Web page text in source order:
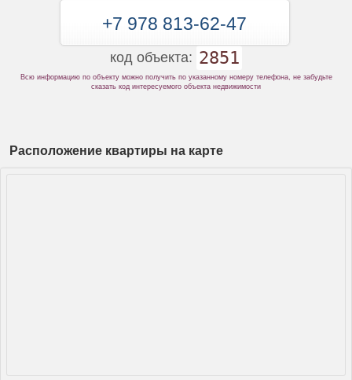
+7 978 813-62-47
код объекта: 2851
Всю информацию по объекту можно получить по указанному номеру телефона, не забудьте
сказать код интересуемого объекта недвижимости
Расположение квартиры на карте